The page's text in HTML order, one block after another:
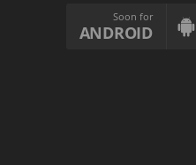
Soon for
ANDROID